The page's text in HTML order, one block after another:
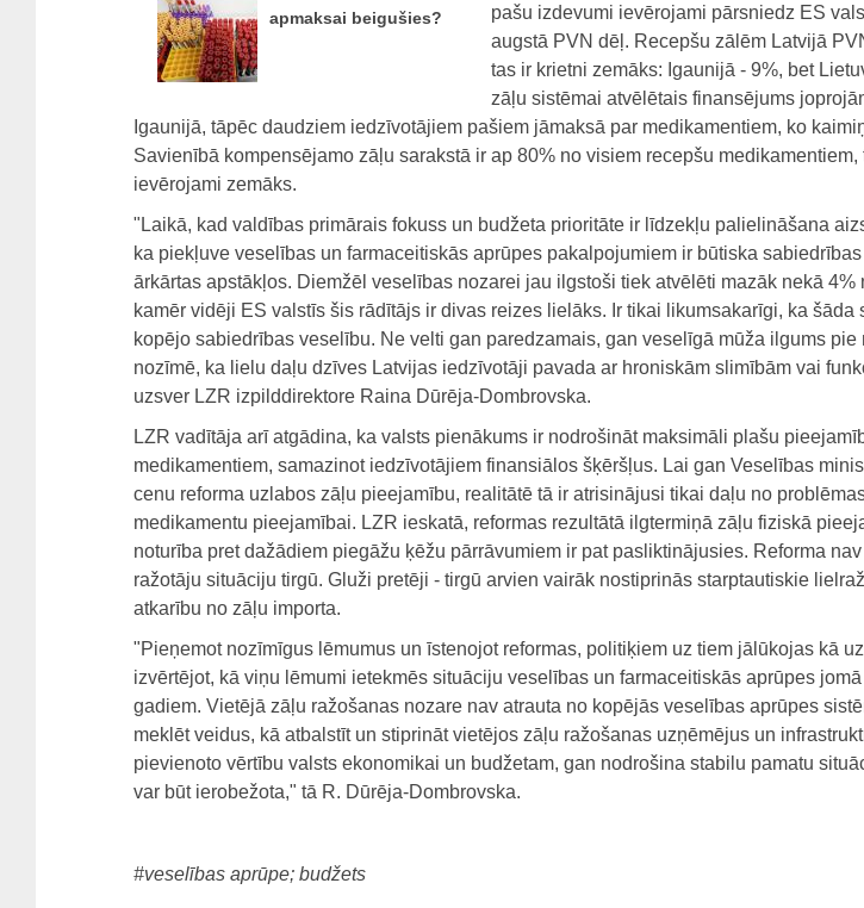
apmaksai beigušies?
pašu izdevumi ievērojami pārsniedz ES
augstā PVN dēļ. Recepšu zālēm Latvijā
tas ir krietni zemāks: Igaunijā - 9%, bet
zāļu sistēmai atvēlētais finansējums
Igaunijā, tāpēc daudziem iedzīvotājiem pašiem jāmaksā par medikamentiem, ko
Savienībā kompensējamo zāļu sarakstā ir ap 80% no visiem recepšu
ievērojami zemāks.
"Laikā, kad valdības primārais fokuss un budžeta prioritāte ir līdzekļu palielināšana
ka piekļuve veselības un farmaceitiskās aprūpes pakalpojumiem ir būtiska
ārkārtas apstākļos. Diemžēl veselības nozarei jau ilgstoši tiek atvēlēti mazāk nekā 4%
kamēr vidēji ES valstīs šis rādītājs ir divas reizes lielāks. Ir tikai likumsakarīgi, ka šāda
kopējo sabiedrības veselību. Ne velti gan paredzamais, gan veselīgā mūža ilgums
nozīmē, ka lielu daļu dzīves Latvijas iedzīvotāji pavada ar hroniskām slimībām vai
uzsver LZR izpilddirektore Raina Dūrēja-Dombrovska.
LZR vadītāja arī atgādina, ka valsts pienākums ir nodrošināt maksimāli plašu
medikamentiem, samazinot iedzīvotājiem finansiālos šķēršļus. Lai gan Veselības
cenu reforma uzlabos zāļu pieejamību, realitātē tā ir atrisinājusi tikai daļu no
medikamentu pieejamībai. LZR ieskatā, reformas rezultātā ilgtermiņā zāļu fiziskā
noturība pret dažādiem piegāžu ķēžu pārrāvumiem ir pat pasliktinājusies. Reforma
ražotāju situāciju tirgū. Gluži pretēji - tirgū arvien vairāk nostiprinās starptautiskie
atkarību no zāļu importa.
"Pieņemot nozīmīgus lēmumus un īstenojot reformas, politiķiem uz tiem jālūkojas kā
izvērtējot, kā viņu lēmumi ietekmēs situāciju veselības un farmaceitiskās aprūpes
gadiem. Vietējā zāļu ražošanas nozare nav atrauta no kopējās veselības aprūpes
meklēt veidus, kā atbalstīt un stiprināt vietējos zāļu ražošanas uzņēmējus un
pievienoto vērtību valsts ekonomikai un budžetam, gan nodrošina stabilu pamatu
var būt ierobežota," tā R. Dūrēja-Dombrovska.
#veselības aprūpe; budžets